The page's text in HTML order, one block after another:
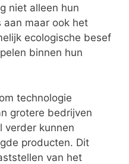
niet alleen hun
maar ook het
ecologische besef
binnen hun
technologie
grotere bedrijven
verder kunnen
producten. Dit
van het